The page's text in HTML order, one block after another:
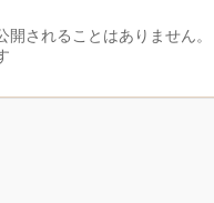
開されることはありません。